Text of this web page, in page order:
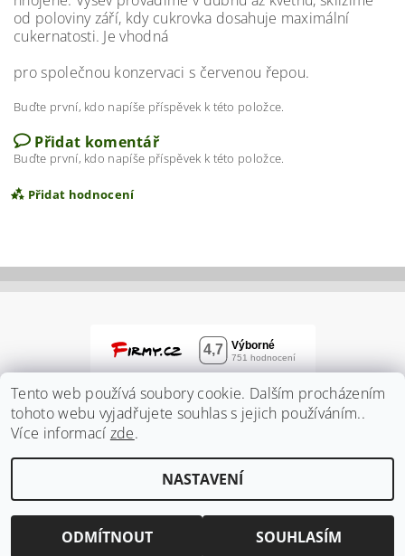
od poloviny září, kdy cukrovka dosahuje maximální
cukernatosti. Je vhodná
pro společnou konzervaci s červenou řepou.
Buďte první, kdo napíše příspěvek k této položce.
Přidat komentář
Buďte první, kdo napíše příspěvek k této položce.
Přidat hodnocení
Vložením hodnocení souhlasíte spodmínkami
ochrany osobních údajů
2026 ©Zahradnidum.cz, všechna práva vyhrazena
Tento web používá soubory cookie. Dalším procházením
tohoto webu vyjadřujete souhlas s jejich používáním..
Více informací zde.
NASTAVENÍ
ODMÍTNOUT SOUHLASÍM